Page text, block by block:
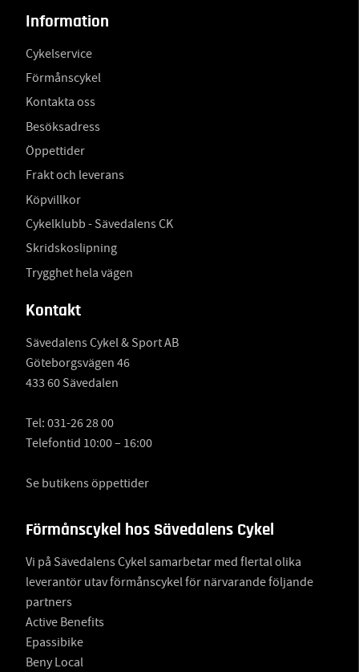
Information
Cykelservice
Förmånscykel
Kontakta oss
Besöksadress
Öppettider
Frakt och leverans
Köpvillkor
Cykelklubb - Sävedalens CK
Skridskoslipning
Trygghet hela vägen
Kontakt
Sävedalens Cykel & Sport AB
Göteborgsvägen 46
433 60 Sävedalen
Tel: 031-26 28 00
Telefontid 10:00 – 16:00
Se butikens öppettider
Förmånscykel hos Sävedalens Cykel
Vi på Sävedalens Cykel samarbetar med flertal olika
leverantör utav förmånscykel för närvarande följande
partners
Active Benefits
Epassibike
Beny Local